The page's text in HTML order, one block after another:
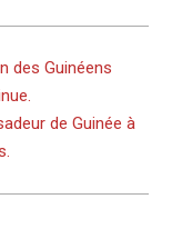
des Guinéens
de Guinée à